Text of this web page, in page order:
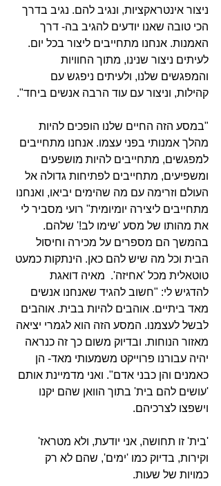
ניצור אינטראקציות, ונגיב להם. נגיב בדרך
הכי טובה שאנו יודעים להגיב בה- דרך
האמנות. אנחנו מתחייבים ליצור בכל יום.
לעיתים ניצור שנינו, מתוך החוויות
והמפגשים שלנו, ולעיתים ניפגש עם
קהילות, וניצור עם עוד הרבה אנשים ביחד".
"במסע הזה החיים שלנו הופכים להיות
מהלך אמנותי בפני עצמו. אנחנו מתחייבים
למפגשים, מתחייבים להיות מושפעים
ומשפיעים, מתחייבים לפתיחות גדולה אל
העולם וזרימה עם מה שהימים יביאו, ואנחנו
מתחייבים ליצירה יומיומית" רועי מסביר לי
את מהותו של מסע 'שימו לב!' שלהם.
בהמשך הם מספרים על מכירה וחיסול
הבית וכל מה שיש להם כאן. הינתקות כמעט
טוטאלית מכל 'אחיזה'.  מאיה דואגת
להדגיש לי: "חשוב להגיד שאנחנו אנשים
מאד ביתיים. אוהבים להיות בבית. אוהבים
לבשל לעצמנו. המסע הזה הוא לגמרי יציאה
מאזור הנוחות. ובדיוק משום כך זה כנראה
יהיה עבורנו פרוייקט משמעותי מאד- הן
כאמנים והן כבני אדם". ואני מדמיינת אותם
'עושים להם בית' בתוך הוואן שהם יקנו
וישפצו לצרכיהם.
'בית' זו תחושה, אני יודעת, ולא מטראז'
וקירות, בדיוק כמו 'ימים', שהם לא רק
כמויות של שעות.